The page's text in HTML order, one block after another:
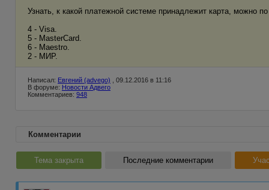
Узнать, к какой платежной системе принадлежит карта, можно
4 - Visa.
5 - MasterCard.
6 - Maestro.
2 - МИР.
Написал: Евгений (advego) , 09.12.2016 в 11:16
В форуме: Новости Адвего
Комментариев: 948
Комментарии
Тема закрыта Последние комментарии